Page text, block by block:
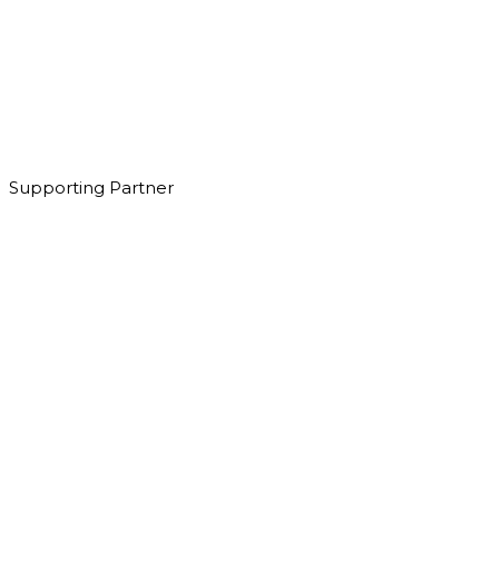
Supporting Partner